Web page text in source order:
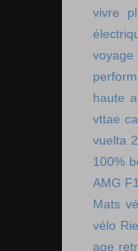
vivre
voyage
haute
vttae
vuelta
100%
AMG F1
Mats
vélo
age